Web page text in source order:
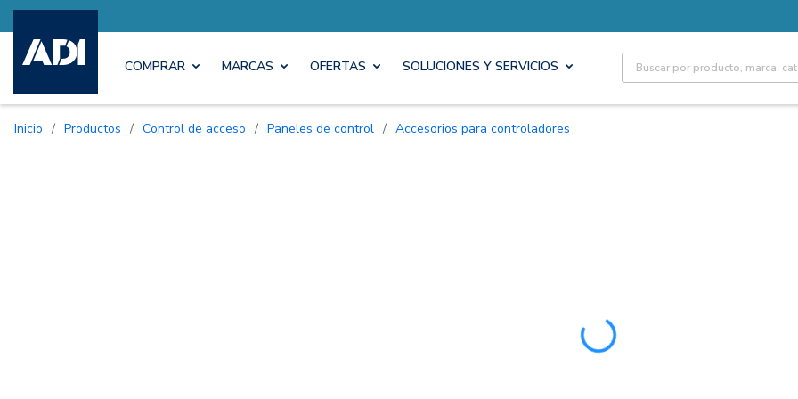
COMPRAR MARCAS OFERTAS SOLUCIONES Y SERVICIOS Site Search
Inicio / Productos / Control de acceso / Paneles de control / Accesorios para controladores